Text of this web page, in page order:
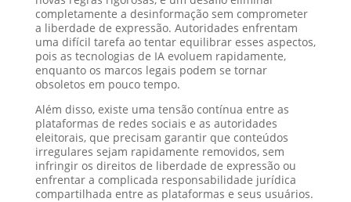
completamente a desinformação sem comprometer
a liberdade de expressão. Autoridades enfrentam
uma difícil tarefa ao tentar equilibrar esses aspectos,
pois as tecnologias de IA evoluem rapidamente,
enquanto os marcos legais podem se tornar
obsoletos em pouco tempo.
Além disso, existe uma tensão contínua entre as
plataformas de redes sociais e as autoridades
eleitorais, que precisam garantir que conteúdos
irregulares sejam rapidamente removidos, sem
infringir os direitos de liberdade de expressão ou
enfrentar a complicada responsabilidade jurídica
compartilhada entre as plataformas e seus usuários.